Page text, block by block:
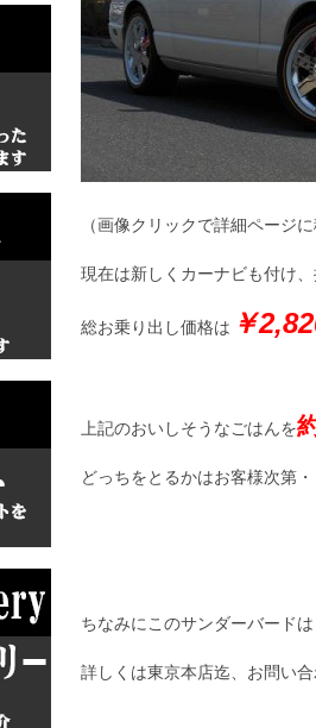
（画像クリックで詳細ページ
現在は新しくカーナビも付け
総お乗り出し価格は ￥
上記のおいしそうなごはんを
どっちをとるかはお客様次第
ちなみにこのサンダーバード
詳しくは東京本店迄、お問い